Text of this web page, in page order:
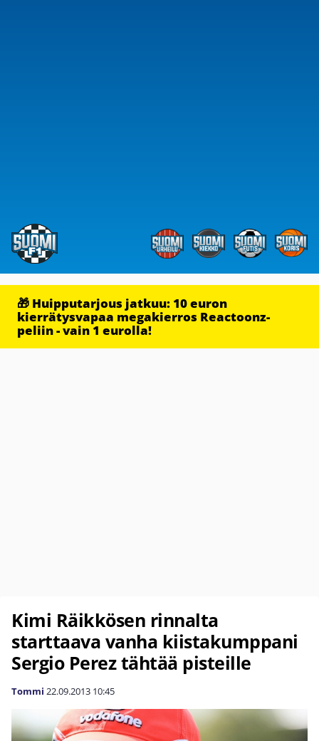
🎁 Huipputarjous jatkuu: 10 euron
kierrätysvapaa megakierros Reactoonz-
peliin - vain 1 eurolla!
Kimi Räikkösen rinnalta
starttaava vanha kiistakumppani
Sergio Perez tähtää pisteille
Tommi 22.09.2013 10:45